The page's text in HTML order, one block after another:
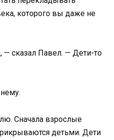
которого вы даже не
— сказал Павел. — Дети-то
Сначала взрослые
детьми. Дети